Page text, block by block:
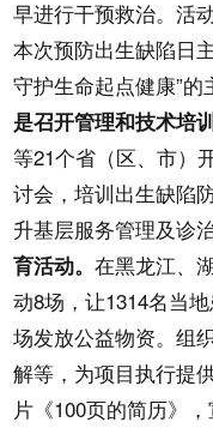
早进行干预救治。活
本次预防出生缺陷日
守护生命起点健康”
是召开管理和技术培
等21个省（区、市）
讨会，培训出生缺陷
升基层服务管理及诊
育活动。在黑龙江、
动8场，让1314名当
场发放公益物资。组
解等，为项目执行提
片《100页的简历》